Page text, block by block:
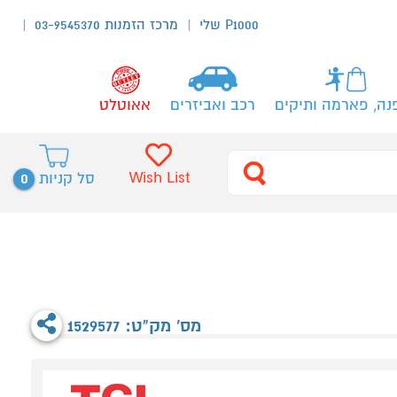
P1000 שלי מרכז הזמנות 03-9545370
פארמה ותיקים רכב ואביזרים אאוטלט
סל קניות 0 Wish List
מס' מק"ט: 1529577